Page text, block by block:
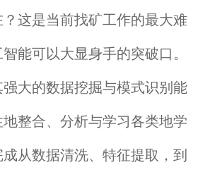
这是当前找矿工作的最大难
能可以大显身手的突破口。
强大的数据挖掘与模式识别能
整合、分析与学习各类地学
从数据清洗、特征提取，到